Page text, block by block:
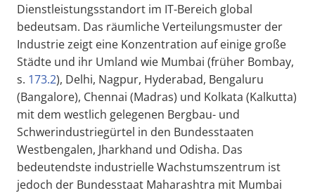
Dienstleistungsstandort im IT-Bereich global
bedeutsam. Das räumliche Verteilungsmuster der
Industrie zeigt eine Konzentration auf einige große
Städte und ihr Umland wie Mumbai (früher Bombay,
s. 173.2), Delhi, Nagpur, Hyderabad, Bengaluru
(Bangalore), Chennai (Madras) und Kolkata (Kalkutta)
mit dem westlich gelegenen Bergbau- und
Schwerindustriegürtel in den Bundesstaaten
Westbengalen, Jharkhand und Odisha. Das
bedeutendste industrielle Wachstumszentrum ist
jedoch der Bundesstaat Maharashtra mit Mumbai